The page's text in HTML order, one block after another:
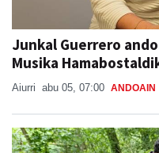
Junkal Guerrero
Musika
Aiurri abu 05, 07:00